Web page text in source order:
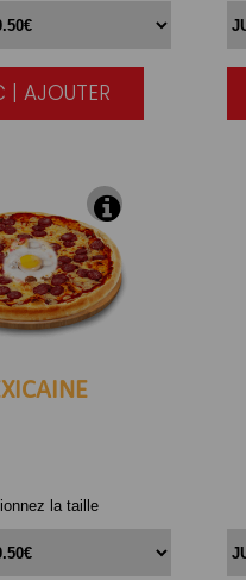
|
| AJOUTER
la taille